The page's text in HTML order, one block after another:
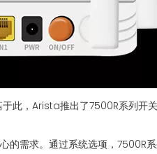
，Arista推出了7500R系列开
需求。通过系统选项，7500R